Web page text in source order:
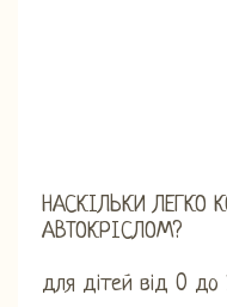
НАСКІЛЬКИ ЛЕГКО
АВТОКРІСЛОМ?
для дітей від 0 до